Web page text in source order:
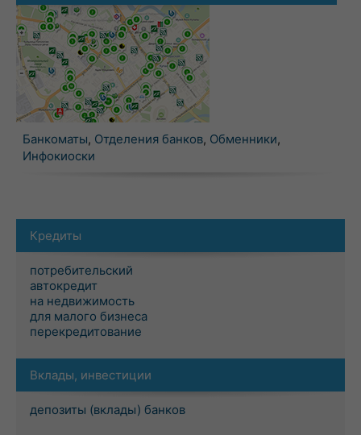
Банкоматы, Отделения банков, Обменники,
Инфокиоски
Кредиты
потребительский
автокредит
на недвижимость
для малого бизнеса
перекредитование
Вклады, инвестиции
депозиты (вклады) банков